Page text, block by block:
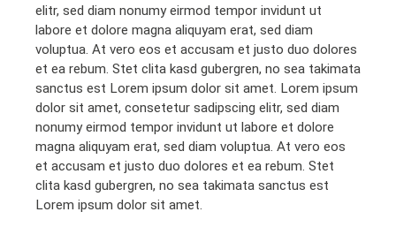
elitr, sed diam nonumy eirmod tempor invidunt ut
labore et dolore magna aliquyam erat, sed diam
voluptua. At vero eos et accusam et justo duo dolores
et ea rebum. Stet clita kasd gubergren, no sea takimata
sanctus est Lorem ipsum dolor sit amet. Lorem ipsum
dolor sit amet, consetetur sadipscing elitr, sed diam
nonumy eirmod tempor invidunt ut labore et dolore
magna aliquyam erat, sed diam voluptua. At vero eos
et accusam et justo duo dolores et ea rebum. Stet
clita kasd gubergren, no sea takimata sanctus est
Lorem ipsum dolor sit amet.